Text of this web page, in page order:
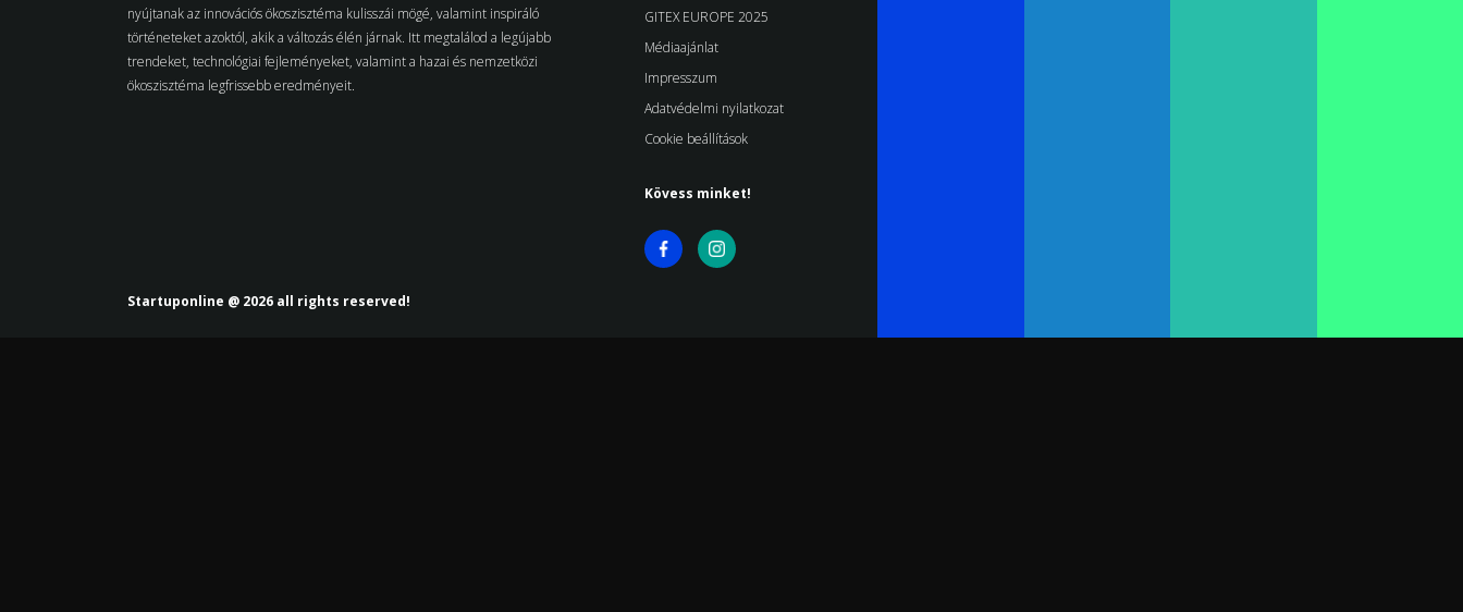
nyújtanak az innovációs ökoszisztéma kulisszái mögé, valamint inspiráló
történeteket azoktól, akik a változás élén járnak. Itt megtalálod a legújabb
trendeket, technológiai fejleményeket, valamint a hazai és nemzetközi
ökoszisztéma legfrissebb eredményeit.
GITEX EUROPE 2025
Médiaajánlat
Impresszum
Adatvédelmi nyilatkozat
Cookie beállítások
Kövess minket!
Startuponline @ 2026 all rights reserved!